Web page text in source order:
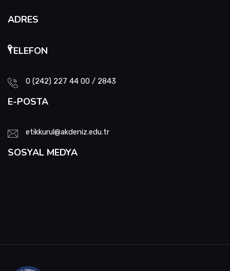
ADRES
TELEFON
0 (242) 227 44 00 / 2843
E-POSTA
etikkurul@akdeniz.edu.tr
SOSYAL MEDYA